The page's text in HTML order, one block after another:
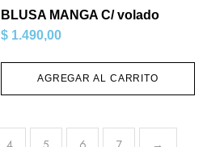
BLUSA MANGA C/ volado
$ 1.490,00
AGREGAR AL CARRITO